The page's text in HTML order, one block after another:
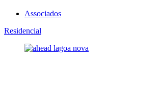
Associados
Residencial